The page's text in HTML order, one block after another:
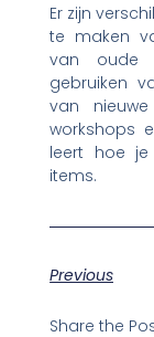
Er zijn
te maken
van oude
gebruiken
van
workshops
leert hoe
items.
Previous
Share the